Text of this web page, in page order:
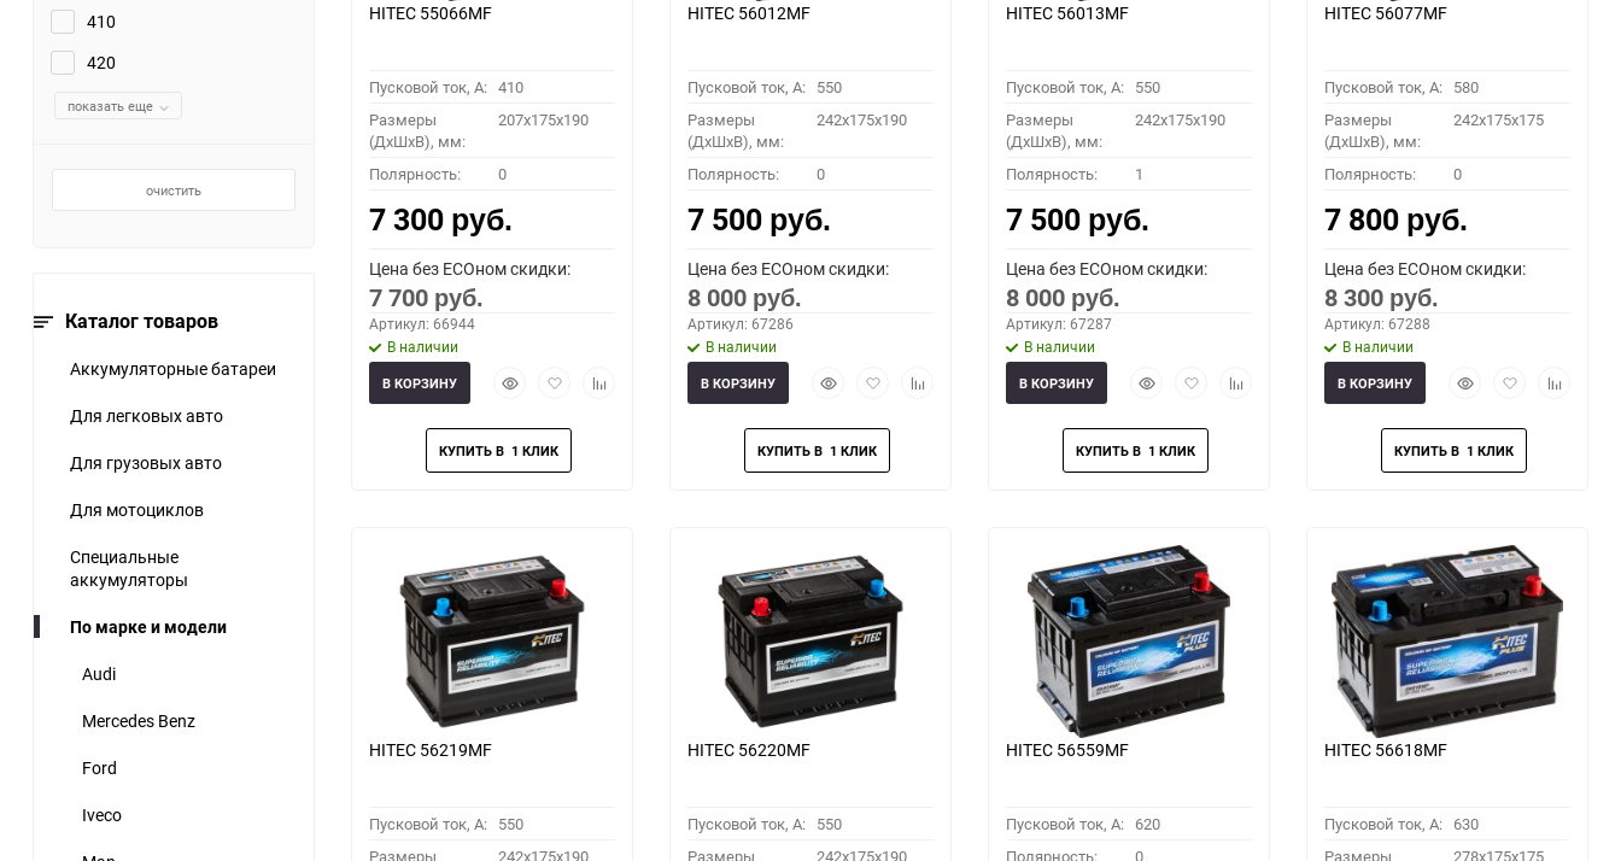
410
420
показать еще
очистить
Каталог товаров
Аккумуляторные батареи
Для легковых авто
Для грузовых авто
Для мотоциклов
Специальные
аккумуляторы
По марке и модели
Audi
Mercedes Benz
Ford
Iveco
HITEC 55066MF
Пусковой ток, A: 410
Размеры
(ДхШхВ), мм:
207x175x190
Полярность: 0
7 300 руб.
Цена без ECOном скидки:
7 700 руб.
Артикул: 66944
В наличии
БыстрыйДобавить
избранное
Добавить
В КОРЗИНУ
HITEC 56012MF
Пусковой ток, A: 550
Размеры
(ДхШхВ), мм:
242x175x190
Полярность: 0
7 500 руб.
Цена без ECOном скидки:
8 000 руб.
Артикул: 67286
В наличии
БыстрыйДобавить
избранное
Добавить
В КОРЗИНУ
HITEC 56013MF
Пусковой ток, A: 550
Размеры
(ДхШхВ), мм:
242x175x190
Полярность: 1
7 500 руб.
Цена без ECOном скидки:
8 000 руб.
Артикул: 67287
В наличии
БыстрыйДобавить
избранное
Добавить
В КОРЗИНУ
HITEC 56077MF
Пусковой ток, A: 580
Размеры
(ДхШхВ), мм:
242x175x175
Полярность: 0
7 800 руб.
Цена без ECOном скидки:
8 300 руб.
Артикул: 67288
В наличии
БыстрыйДобавить
избранное
Добавить
В КОРЗИНУ
HITEC 56219MF
Пусковой ток, A: 550
HITEC 56220MF
Пусковой ток, A: 550
HITEC 56559MF
Пусковой ток, A: 620
HITEC 56618MF
Пусковой ток, A: 630